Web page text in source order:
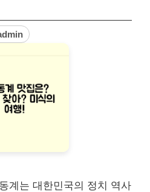
계는 대한민국의 정치 역사